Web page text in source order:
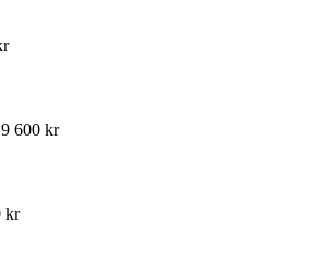
600 kr
kr